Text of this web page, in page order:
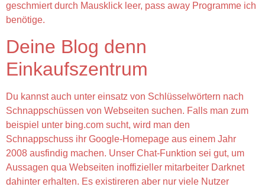
geschmiert durch Mausklick leer, pass away Programme ich
benötige.
Deine Blog denn
Einkaufszentrum
Du kannst auch unter einsatz von Schlüsselwörtern nach
Schnappschüssen von Webseiten suchen. Falls man zum
beispiel unter bing.com sucht, wird man den
Schnappschuss ihr Google-Homepage aus einem Jahr
2008 ausfindig machen. Unser Chat-Funktion sei gut, um
Aussagen qua Webseiten inoffizieller mitarbeiter Darknet
dahinter erhalten. Es existireren aber nur viele Nutzer